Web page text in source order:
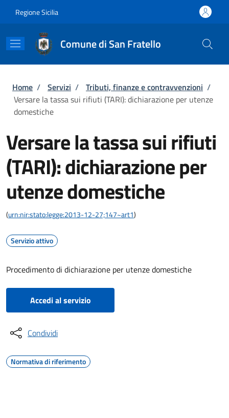
Regione Sicilia
Comune di San Fratello
Briciole di pane
Home / Servizi / Tributi, finanze e contravvenzioni /
Versare la tassa sui rifiuti (TARI): dichiarazione per utenze
domestiche
Versare la tassa sui rifiuti
(TARI): dichiarazione per
utenze domestiche
(urn:nir:stato:legge:2013-12-27;147~art1)
Servizio attivo
Procedimento di dichiarazione per utenze domestiche
Accedi al servizio
Condividi
Normativa di riferimento